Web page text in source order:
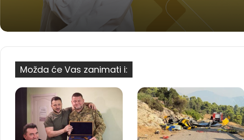
Možda će Vas zanimati i: